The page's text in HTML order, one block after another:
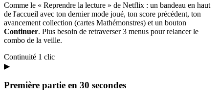
Comme le « Reprendre la lecture » de Netflix : un bandeau en haut
de l'accueil avec ton dernier mode joué, ton score précédent, ton
avancement collection (cartes Mathémonstres) et un bouton
Continuer. Plus besoin de retraverser 3 menus pour relancer le
combo de la veille.
Continuité 1 clic
▶
Première partie en 30 secondes